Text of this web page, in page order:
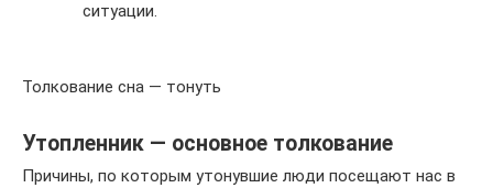
ситуации.
Толкование сна — тонуть
Утопленник — основное толкование
Причины, по которым утонувшие люди посещают нас в